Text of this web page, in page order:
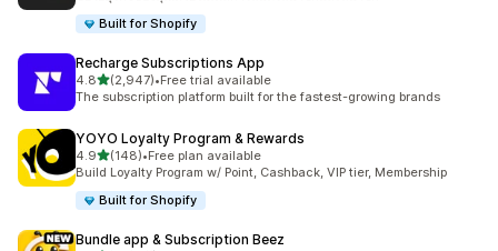
Built for Shopify
Recharge Subscriptions App
4.8เต็ม 5 ดาว
(2,947)
ทั้งหมด 2947 รีวิว
•Free trial available
The subscription platform built for the fastest-growing brands
YOYO Loyalty Program & Rewards
4.9เต็ม 5 ดาว
(148)
ทั้งหมด 148 รีวิว
•Free plan available
Build Loyalty Program w/ Point, Cashback, VIP tier, Membership
Built for Shopify
Bundle app & Subscription Beez